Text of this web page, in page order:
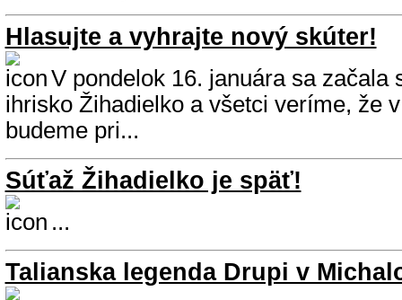
Hlasujte a vyhrajte nový skúter!
V pondelok 16. januára sa začala
ihrisko Žihadielko a všetci veríme, že
budeme pri...
Súťaž Žihadielko je späť!
...
Talianska legenda Drupi v